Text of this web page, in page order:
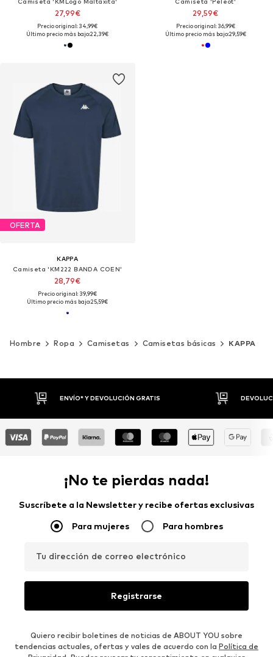
27,99€
Precio original: 34,99€
Último precio más bajo:22,39€
29,59€
Precio original: 36,99€
Último precio más bajo:29,59€
OFERTA
KAPPA
Camiseta 'KM222 BANDA COEN'
28,79€
Precio original: 39,99€
Último precio más bajo:25,59€
Hombre Ropa Camisetas Camisetas básicas KAPPA
DEVOLUCIONES HASTA 30 DÍAS
¡No te pierdas nada!
Suscríbete a la Newsletter y recibe ofertas exclusivas
Para mujeres Para hombres
Tu dirección de correo electrónico
Registrarse
Quiero recibir boletines de noticias de ABOUT YOU sobre
tendencias actuales, ofertas y vales de acuerdo con la Política de